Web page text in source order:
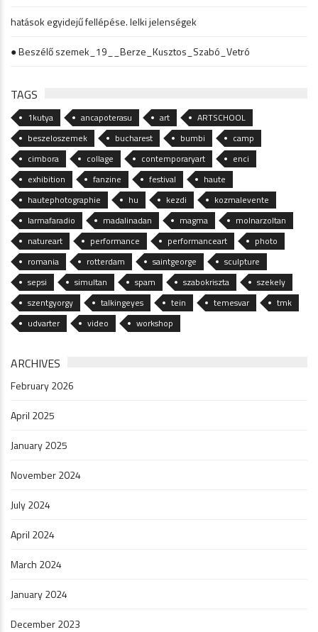
hatások egyidejű fellépése. lelki jelenségek
● Beszélő szemek_19__Berze_Kusztos_Szabó_Vetró
TAGS
1kutya ancapoterasu art
ARTSCHOOL
beszeloszemek
bucharest bumbi
camp
cimbora
collage contemporaryart
enci
exhibition
fanzine festival
haute
hautephotographie
hu kezdi
kozmalevente
larmafaradio
madalinadan magma
molnarzoltan
natureart
performance performanceart
photo
romania
rotterdam saintgeorge
sculpture
sepsi
simultan spam szabokriszta
szekely
szentgyorgy
talkingeyes tein temesvar
tmk
udvarter
video workshop
ARCHIVES
February 2026
April 2025
January 2025
November 2024
July 2024
April 2024
March 2024
January 2024
December 2023